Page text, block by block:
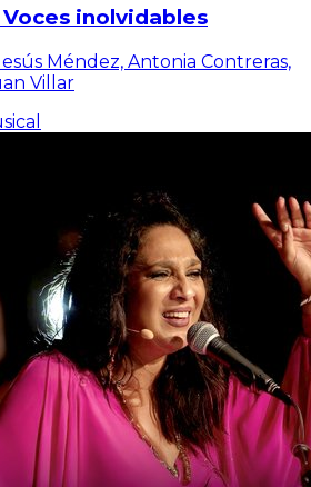
inolvidables
Méndez, Antonia Contreras,
Villar